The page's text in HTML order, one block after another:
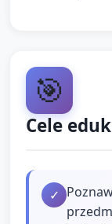
🎯
Cele
✓